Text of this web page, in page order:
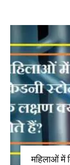
महिलाओं में